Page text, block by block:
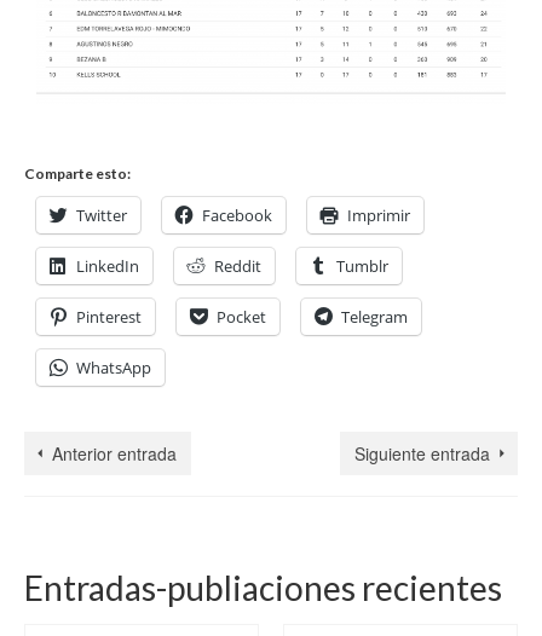
Comparte esto:
Twitter Facebook Imprimir
LinkedIn Reddit Tumblr
Pinterest Pocket Telegram
WhatsApp
Anterior entrada Siguiente entrada
Entradas-publiaciones recientes